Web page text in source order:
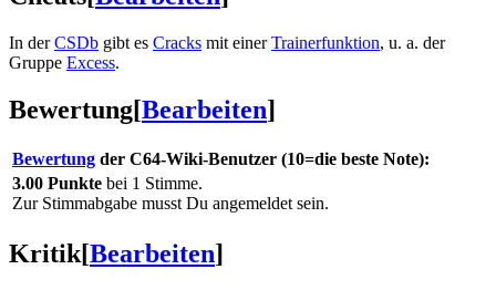
In derCSDb gibt es Cracks mit einerTrainerfunktion, u. a. der
Gruppe Excess.
Bewertung[Bearbeiten]
Bewertung der C64-Wiki-Benutzer (10=die beste Note):
3.00 Punkte bei 1 Stimme.
Zur Stimmabgabe musst Du angemeldet sein.
Kritik[Bearbeiten]